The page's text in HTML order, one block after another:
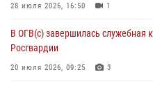
28 июля 2026, 16:50 1
В ОГВ(с) завершилась
Росгвардии
20 июля 2026, 09:25 3